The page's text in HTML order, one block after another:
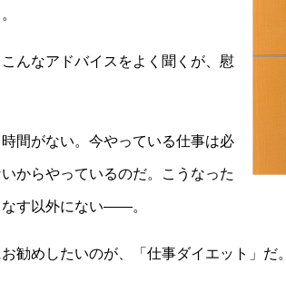
んなアドバイスをよく聞くが、慰
間がない。今やっている仕事は必
からやっているのだ。こうなった
なす以外にない――。
勧めしたいのが、「仕事ダイエット」だ。